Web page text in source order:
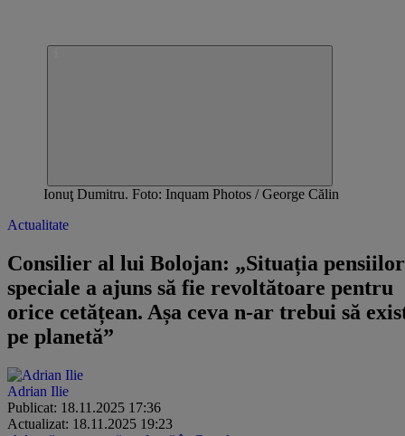
Ionuţ Dumitru. Foto: Inquam Photos / George Călin
Actualitate
Consilier al lui Bolojan: „Situația pensiilor
speciale a ajuns să fie revoltătoare pentru
orice cetățean. Așa ceva n-ar trebui să
pe planetă”
Adrian Ilie
Publicat: 18.11.2025 17:36
Actualizat: 18.11.2025 19:23